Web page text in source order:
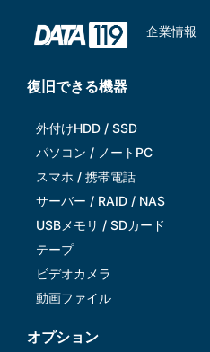
企業情報
復旧できる機器
外付けHDD / SSD
パソコン / ノートPC
スマホ / 携帯電話
サーバー / RAID / NAS
USBメモリ / SDカード
テープ
ビデオカメラ
動画ファイル
オプション